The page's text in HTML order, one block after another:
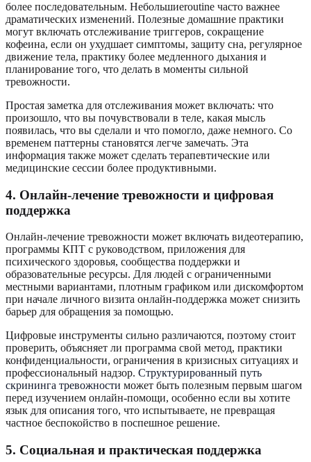
более последовательным. Небольшиеroutine часто важнее
драматических изменений. Полезные домашние практики
могут включать отслеживание триггеров, сокращение
кофеина, если он ухудшает симптомы, защиту сна, регулярное
движение тела, практику более медленного дыхания и
планирование того, что делать в моменты сильной
тревожности.
Простая заметка для отслеживания может включать: что
произошло, что вы почувствовали в теле, какая мысль
появилась, что вы сделали и что помогло, даже немного. Со
временем паттерны становятся легче замечать. Эта
информация также может сделать терапевтические или
медицинские сессии более продуктивными.
4. Онлайн-лечение тревожности и цифровая
поддержка
Онлайн-лечение тревожности может включать видеотерапию,
программы КПТ с руководством, приложения для
психического здоровья, сообщества поддержки и
образовательные ресурсы. Для людей с ограниченными
местными вариантами, плотным графиком или дискомфортом
при начале личного визита онлайн-поддержка может снизить
барьер для обращения за помощью.
Цифровые инструменты сильно различаются, поэтому стоит
проверить, объясняет ли программа свой метод, практики
конфиденциальности, ограничения в кризисных ситуациях и
профессиональный надзор. Структурированный путь
скрининга тревожности может быть полезным первым шагом
перед изучением онлайн-помощи, особенно если вы хотите
язык для описания того, что испытываете, не превращая
частное беспокойство в поспешное решение.
5. Социальная и практическая поддержка